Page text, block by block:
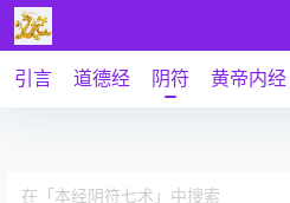
引言 道德经 阴符 黄帝内经